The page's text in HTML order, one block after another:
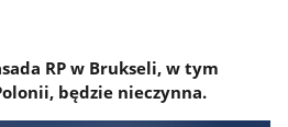
RP w Brukseli, w tym
będzie nieczynna.